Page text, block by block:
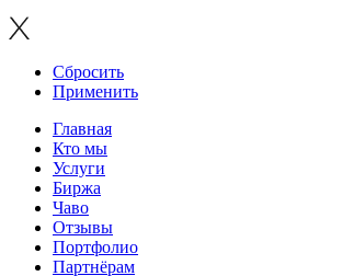
Сбросить
Применить
Главная
Кто мы
Услуги
Биржа
Чаво
Отзывы
Портфолио
Партнёрам